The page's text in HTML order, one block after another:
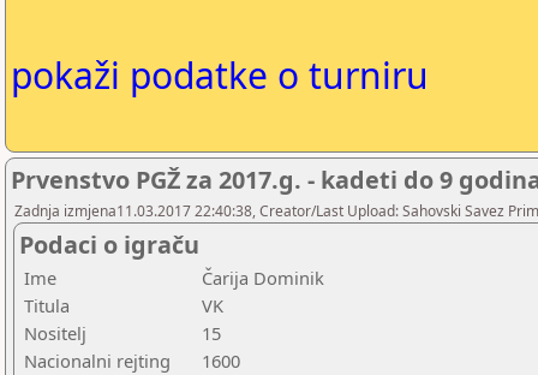
pokaži podatke o turniru
Prvenstvo PGŽ za 2017.g. - kadeti do 9
Zadnja izmjena11.03.2017 22:40:38, Creator/Last Upload: Sahovski Savez
Podaci o igraču
Ime
Čarija Dominik
Titula
VK
Nositelj
15
Nacionalni rejting
1600